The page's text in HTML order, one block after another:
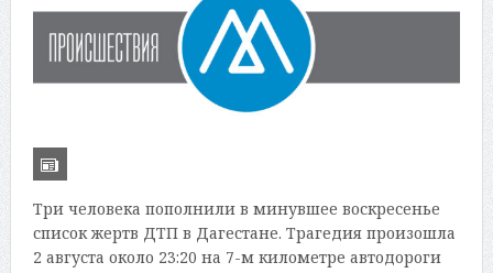
Три человека пополнили в минувшее воскресенье
список жертв ДТП в Дагестане. Трагедия произошла
2 августа около 23:20 на 7-м километре автодороги